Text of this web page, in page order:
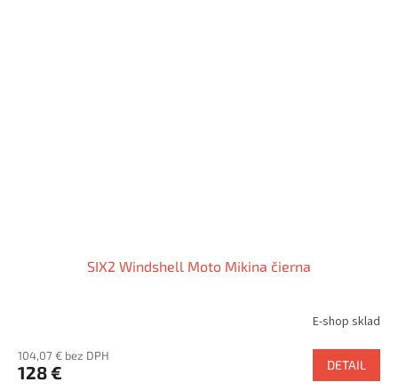
SIX2 Windshell Moto Mikina čierna
E-shop sklad
104,07 € bez DPH
128 € DETAIL